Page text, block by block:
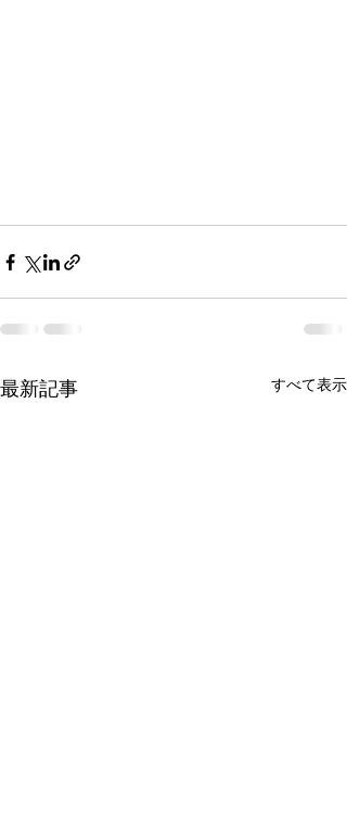
最新記事 すべて表示